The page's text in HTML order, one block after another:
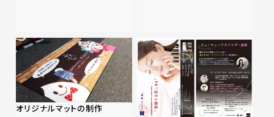
オリジナルマットの制作